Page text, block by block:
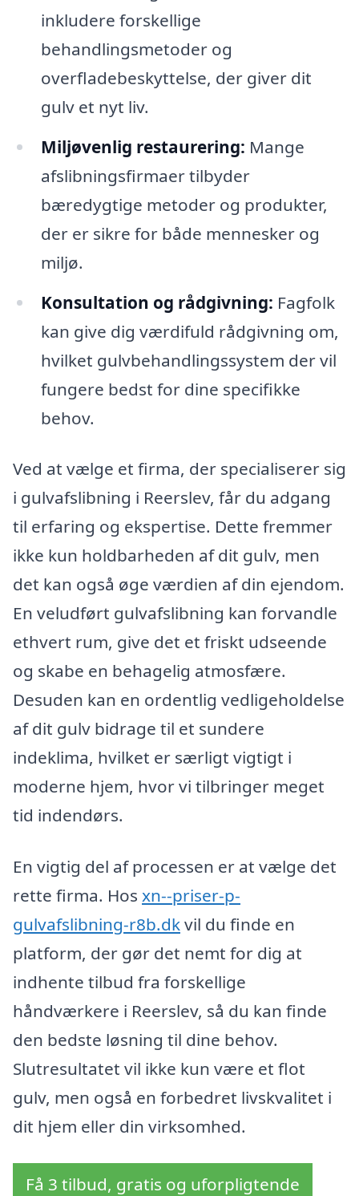
inkludere forskellige
behandlingsmetoder og
overfladebeskyttelse, der giver dit
gulv et nyt liv.
Miljøvenlig restaurering: Mange
afslibningsfirmaer tilbyder
bæredygtige metoder og produkter,
der er sikre for både mennesker og
miljø.
Konsultation og rådgivning: Fagfolk
kan give dig værdifuld rådgivning om,
hvilket gulvbehandlingssystem der vil
fungere bedst for dine specifikke
behov.
Ved at vælge et firma, der specialiserer sig
i gulvafslibning i Reerslev, får du adgang
til erfaring og ekspertise. Dette fremmer
ikke kun holdbarheden af dit gulv, men
det kan også øge værdien af din ejendom.
En veludført gulvafslibning kan forvandle
ethvert rum, give det et friskt udseende
og skabe en behagelig atmosfære.
Desuden kan en ordentlig vedligeholdelse
af dit gulv bidrage til et sundere
indeklima, hvilket er særligt vigtigt i
moderne hjem, hvor vi tilbringer meget
tid indendørs.
En vigtig del af processen er at vælge det
rette firma. Hos xn--priser-p-
gulvafslibning-r8b.dkvil du finde en
platform, der gør det nemt for dig at
indhente tilbud fra forskellige
håndværkere i Reerslev, så du kan finde
den bedste løsning til dine behov.
Slutresultatet vil ikke kun være et flot
gulv, men også en forbedret livskvalitet i
dit hjem eller din virksomhed.
Få 3 tilbud, gratis og uforpligtende